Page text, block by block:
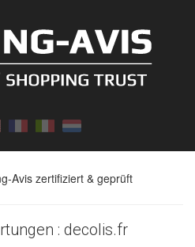
Avis zertifiziert & geprüft
: decolis.fr